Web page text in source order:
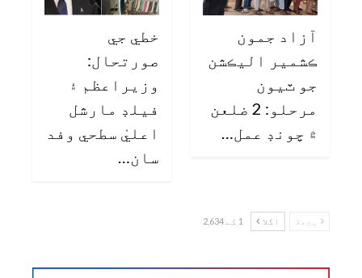
آزاد جمون
ڪشمير اليڪشن
جو ٽيون
مرحلو: 2 ضلعن
۾ چونڊ عمل…
خطي جي
صورتحال:
وزيراعظم ۽
فيلڊ مارشل
اعليٰ سطحي وفد
سان…
پچھلا اگلا 1 کے 2,634